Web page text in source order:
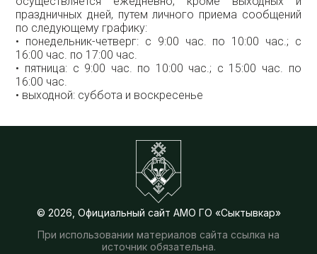
праздничных дней, путем личного приема сообщений
по следующему графику:
• понедельник-четверг: с 9:00 час. по 10:00 час.; с
16:00 час. по 17:00 час.
• пятница: с 9:00 час. по 10:00 час.; с 15:00 час. по
16:00 час.
• выходной: суббота и воскресенье
© 2026, Официальный сайт АМО ГО «Сыктывкар»
При использовании материалов сайта ссылка на
источник обязательна.